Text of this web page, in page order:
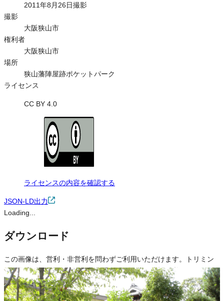
2011年8月26日撮影
撮影
大阪狭山市
権利者
大阪狭山市
場所
狭山藩陣屋跡ポケットパーク
ライセンス
CC BY 4.0
ライセンスの内容を確認する
JSON-LD出力
Loading...
ダウンロード
この画像は、営利・非営利を問わずご利用いただけます。トリミン
グ・色変更などの改変も可能です。クレジット表記は必須です。
※本サイトの利用規約 も適用されます。